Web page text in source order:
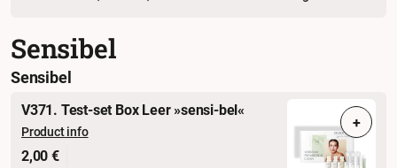
Sensibel
Sensibel
V371. Test-set Box Leer »sensi-bel«
Product info
2,00 €
+